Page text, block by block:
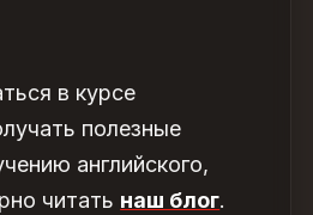
в курсе
полезные
английского,
читать наш блог.